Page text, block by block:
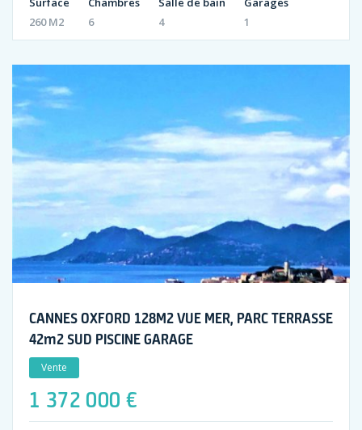
260 M2
6
4
1
CANNES OXFORD 128M2 VUE MER, PARC TERRASSE
42m2 SUD PISCINE GARAGE
Vente
1 372 000 €